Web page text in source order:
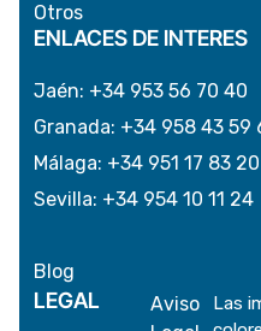
Otros
ENLACES DE INTERES
Jaén: +34 953 56 70 40
Granada: +34 958 43 59
Málaga: +34 951 17 83 20
Sevilla: +34 954 10 11 24
Blog
LEGAL
Aviso
Las